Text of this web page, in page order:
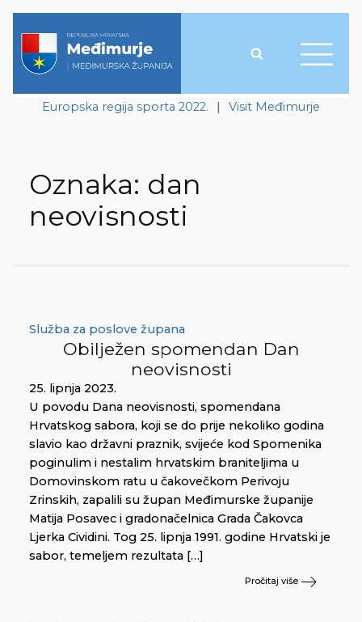
Europska regija sporta 2022. | Visit Međimurje
Oznaka: dan
neovisnosti
Služba za poslove župana
Obilježen spomendan Dan
neovisnosti
25. lipnja 2023.
U povodu Dana neovisnosti, spomendana
Hrvatskog sabora, koji se do prije nekoliko godina
slavio kao državni praznik, svijeće kod Spomenika
poginulim i nestalim hrvatskim braniteljima u
Domovinskom ratu u čakovečkom Perivoju
Zrinskih, zapalili su župan Međimurske županije
Matija Posavec i gradonačelnica Grada Čakovca
Ljerka Cividini. Tog 25. lipnja 1991. godine Hrvatski je
sabor, temeljem rezultata […]
Pročitaj više